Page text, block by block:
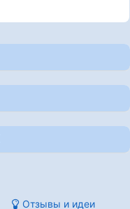
Отзывы и идеи